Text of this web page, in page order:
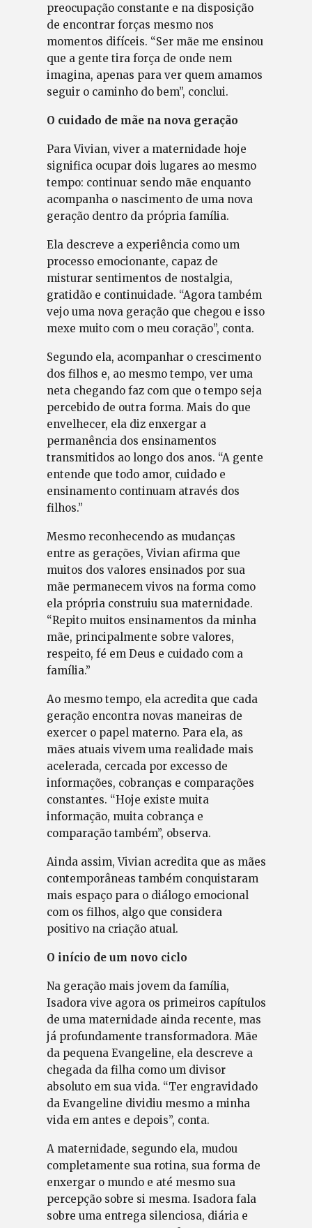
preocupação constante e na disposição
de encontrar forças mesmo nos
momentos difíceis. “Ser mãe me ensinou
que a gente tira força de onde nem
imagina, apenas para ver quem amamos
seguir o caminho do bem”, conclui.
O cuidado de mãe na nova geração
Para Vivian, viver a maternidade hoje
significa ocupar dois lugares ao mesmo
tempo: continuar sendo mãe enquanto
acompanha o nascimento de uma nova
geração dentro da própria família.
Ela descreve a experiência como um
processo emocionante, capaz de
misturar sentimentos de nostalgia,
gratidão e continuidade. “Agora também
vejo uma nova geração que chegou e isso
mexe muito com o meu coração”, conta.
Segundo ela, acompanhar o crescimento
dos filhos e, ao mesmo tempo, ver uma
neta chegando faz com que o tempo seja
percebido de outra forma. Mais do que
envelhecer, ela diz enxergar a
permanência dos ensinamentos
transmitidos ao longo dos anos. “A gente
entende que todo amor, cuidado e
ensinamento continuam através dos
filhos.”
Mesmo reconhecendo as mudanças
entre as gerações, Vivian afirma que
muitos dos valores ensinados por sua
mãe permanecem vivos na forma como
ela própria construiu sua maternidade.
“Repito muitos ensinamentos da minha
mãe, principalmente sobre valores,
respeito, fé em Deus e cuidado com a
família.”
Ao mesmo tempo, ela acredita que cada
geração encontra novas maneiras de
exercer o papel materno. Para ela, as
mães atuais vivem uma realidade mais
acelerada, cercada por excesso de
informações, cobranças e comparações
constantes. “Hoje existe muita
informação, muita cobrança e
comparação também”, observa.
Ainda assim, Vivian acredita que as mães
contemporâneas também conquistaram
mais espaço para o diálogo emocional
com os filhos, algo que considera
positivo na criação atual.
O início de um novo ciclo
Na geração mais jovem da família,
Isadora vive agora os primeiros capítulos
de uma maternidade ainda recente, mas
já profundamente transformadora. Mãe
da pequena Evangeline, ela descreve a
chegada da filha como um divisor
absoluto em sua vida. “Ter engravidado
da Evangeline dividiu mesmo a minha
vida em antes e depois”, conta.
A maternidade, segundo ela, mudou
completamente sua rotina, sua forma de
enxergar o mundo e até mesmo sua
percepção sobre si mesma. Isadora fala
sobre uma entrega silenciosa, diária e